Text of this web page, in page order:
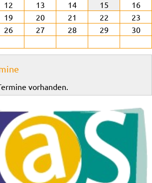
12 13 14 15
16
19 20 21 22
23
26 27 28 29
30
vorhanden.